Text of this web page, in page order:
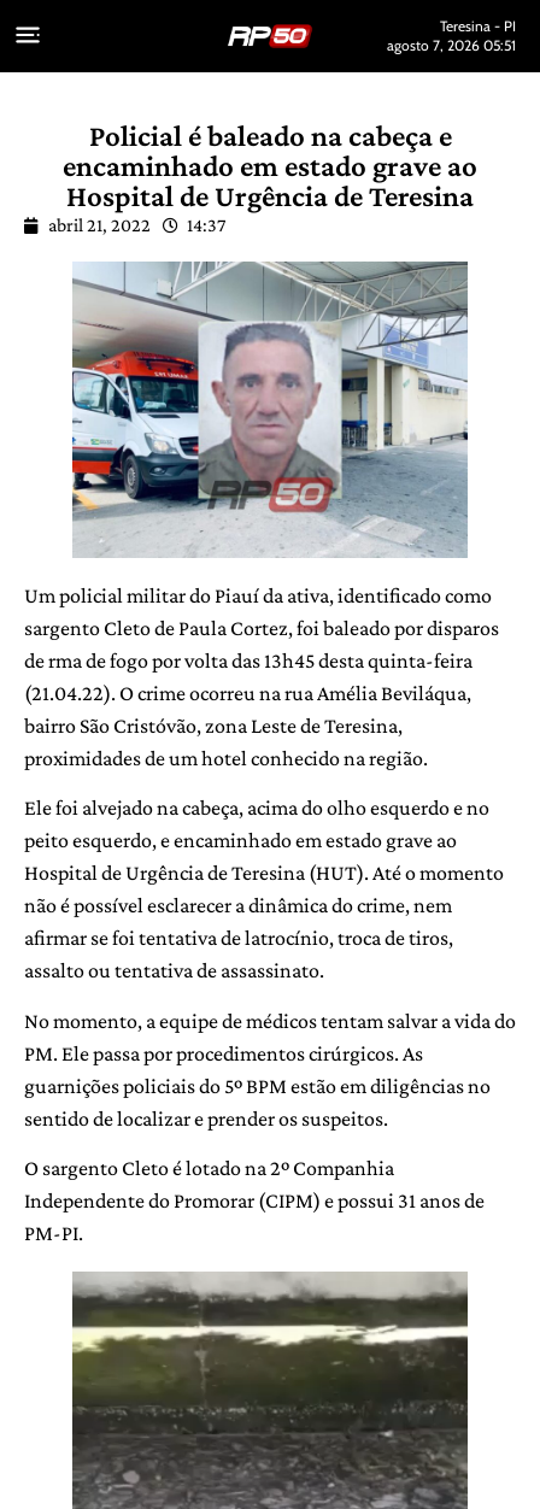
Teresina - PI
agosto 7, 2026 05:51
Policial é baleado na cabeça e
encaminhado em estado grave ao
Hospital de Urgência de Teresina
abril 21, 2022 14:37
Um policial militar do Piauí da ativa, identificado como
sargento Cleto de Paula Cortez, foi baleado por disparos
de rma de fogo por volta das 13h45 desta quinta-feira
(21.04.22). O crime ocorreu na rua Amélia Beviláqua,
bairro São Cristóvão, zona Leste de Teresina,
proximidades de um hotel conhecido na região.
Ele foi alvejado na cabeça, acima do olho esquerdo e no
peito esquerdo, e encaminhado em estado grave ao
Hospital de Urgência de Teresina (HUT). Até o momento
não é possível esclarecer a dinâmica do crime, nem
afirmar se foi tentativa de latrocínio, troca de tiros,
assalto ou tentativa de assassinato.
No momento, a equipe de médicos tentam salvar a vida do
PM. Ele passa por procedimentos cirúrgicos. As
guarnições policiais do 5º BPM estão em diligências no
sentido de localizar e prender os suspeitos.
O sargento Cleto é lotado na 2º Companhia
Independente do Promorar (CIPM) e possui 31 anos de
PM-PI.